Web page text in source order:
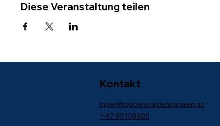
Diese Veranstaltung teilen
Kontakt
inger@opplevhaldenkanalen.no
+47 95108905